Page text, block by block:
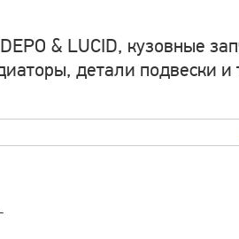
& LUCID, кузовные
детали подвески